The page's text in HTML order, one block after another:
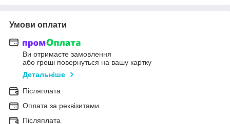
Умови оплати
Ви отримаєте замовлення
або гроші повернуться на вашу картку
Детальніше
Післяплата
Оплата за реквізитами
Післяплата